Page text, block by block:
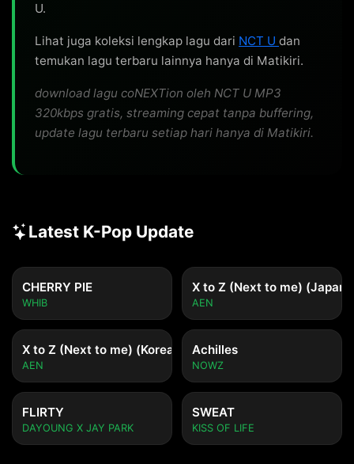
U.
Lihat juga koleksi lengkap lagu dari NCT U dan
temukan lagu terbaru lainnya hanya di Matikiri.
download lagu coNEXTion oleh NCT U MP3
320kbps gratis, streaming cepat tanpa buffering,
update lagu terbaru setiap hari hanya di Matikiri.
Latest K-Pop Update
CHERRY PIE
WHIB
X to Z (Next to me)
AEN
X to Z (Next to me) (Korean ver.)
AEN
Achilles
NOWZ
FLIRTY
DAYOUNG X JAY PARK
SWEAT
KISS OF LIFE